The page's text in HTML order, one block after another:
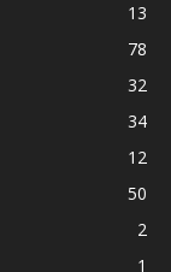
13
78
32
34
12
50
2
1